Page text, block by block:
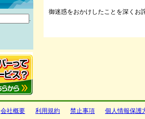
.
御迷惑をおかけしたことを深くお
会社概要 利用規約 禁止事項
個人情報保護